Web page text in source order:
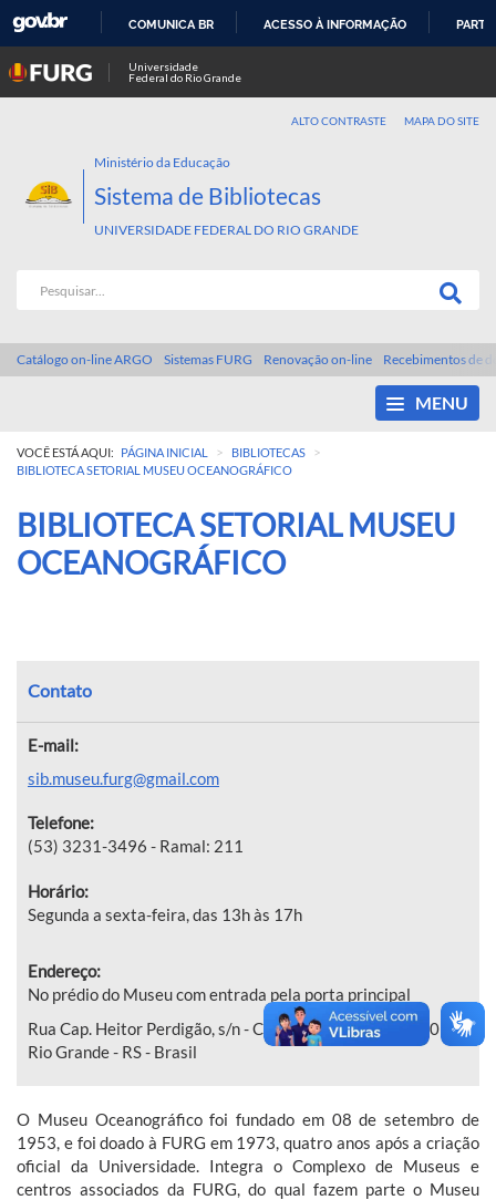
COMUNICA BR ACESSO À INFORMAÇÃO
Universidade
Federal do Rio Grande
ALTO CONTRASTE MAPA DO SITE
Ministério da Educação
Sistema de Bibliotecas
UNIVERSIDADE FEDERAL DO RIO GRANDE
Catálogo on-line ARGO Sistemas FURG Renovação on-line Recebimentos de
MENU
VOCÊ ESTÁ AQUI: PÁGINA INICIAL > BIBLIOTECAS >
BIBLIOTECA SETORIAL MUSEU OCEANOGRÁFICO
BIBLIOTECA SETORIAL MUSEU
OCEANOGRÁFICO
Contato
E-mail:
sib.museu.furg@gmail.com
Telefone:
(53) 3231-3496 - Ramal: 211
Horário:
Segunda a sexta-feira, das 13h às 17h
Endereço:
No prédio do Museu com entrada pela porta principal
Rua Cap. Heitor Perdigão, s/n - Centro - CEP: 96203-900
Rio Grande - RS - Brasil
O Museu Oceanográfico foi fundado em 08 de setembro de
1953, e foi doado à FURG em 1973, quatro anos após a criação
oficial da Universidade. Integra o Complexo de Museus e
centros associados da FURG, do qual fazem parte o Museu